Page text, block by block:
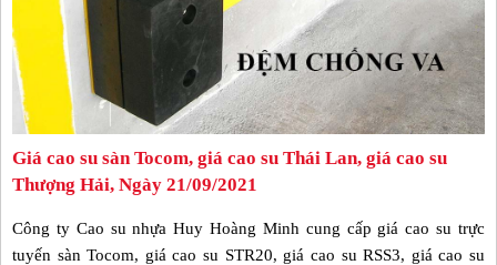
Giá cao su sàn Tocom, giá cao su Thái Lan, giá cao su
Thượng Hải, Ngày 21/09/2021
Công ty Cao su nhựa Huy Hoàng Minh cung cấp giá cao su trực
tuyến sàn Tocom, giá cao su STR20, giá cao su RSS3, giá cao su